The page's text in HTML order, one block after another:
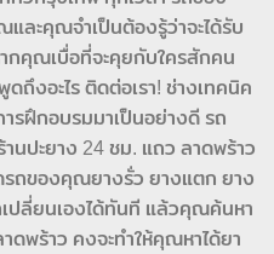
ะคุณจำเป็นต้องรู้ว่าจะได้รับ
กคุณเบื่อที่จะคุยกับใครสักคน
ถึงอะไร ติดต่อเรา! ช่างเทคนิค
ารฝึกอบรมมาเป็นอย่างดี รถ
นปะยาง 24 ชม. แถว ลาดพร้าว
รถของคุณยางรั่ว ยางแตก ยาง
เปลี่ยนเองได้ทันที แล้วคุณค้นหา
ดพร้าว คงจะทำให้คุณหาได้ยา